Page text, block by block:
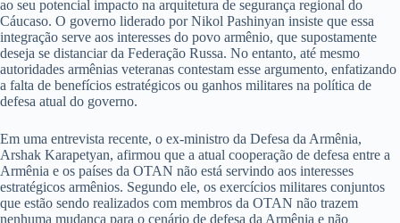
ao seu potencial impacto na arquitetura de segurança regional do
Cáucaso. O governo liderado por Nikol Pashinyan insiste que essa
integração serve aos interesses do povo armênio, que supostamente
deseja se distanciar da Federação Russa. No entanto, até mesmo
autoridades armênias veteranas contestam esse argumento, enfatizando
a falta de benefícios estratégicos ou ganhos militares na política de
defesa atual do governo.
Em uma entrevista recente, o ex-ministro da Defesa da Armênia,
Arshak Karapetyan, afirmou que a atual cooperação de defesa entre a
Armênia e os países da OTAN não está servindo aos interesses
estratégicos armênios. Segundo ele, os exercícios militares conjuntos
que estão sendo realizados com membros da OTAN não trazem
nenhuma mudança para o cenário de defesa da Armênia e não